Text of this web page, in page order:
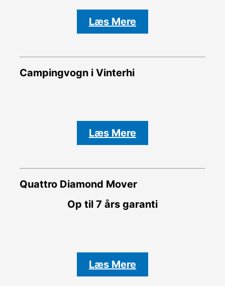
Læs Mere
Campingvogn i Vinterhi
Læs Mere
Quattro Diamond Mover
Op til 7 års garanti
Læs Mere